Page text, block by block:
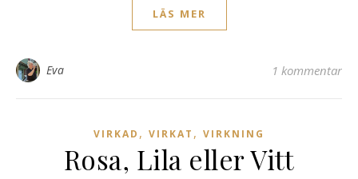
LÄS MER
Eva 1 kommentar
VIRKAD , VIRKAT , VIRKNING
Rosa, Lila eller Vitt